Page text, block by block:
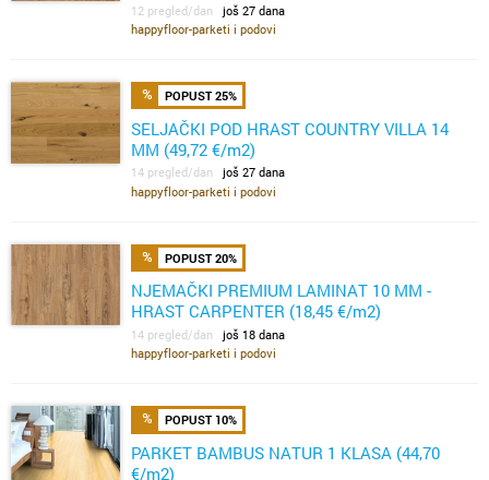
12 pregled/dan još 27 dana
happyfloor-parketi i podovi
POPUST 25%
SELJAČKI POD HRAST COUNTRY VILLA 14
MM (49,72 €/m2)
14 pregled/dan još 27 dana
happyfloor-parketi i podovi
POPUST 20%
NJEMAČKI PREMIUM LAMINAT 10 MM -
HRAST CARPENTER (18,45 €/m2)
14 pregled/dan još 18 dana
happyfloor-parketi i podovi
POPUST 10%
PARKET BAMBUS NATUR 1 KLASA (44,70
€/m2)